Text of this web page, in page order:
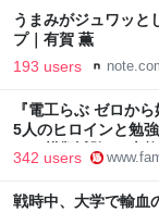
うまみがジュワッと
プ｜有賀 薫
193 users
『電工らぶ ゼロか
5人のヒロインと勉
CBT模擬試験”で本
最新情報のファミ通
342 users
戦時中、大学で輸